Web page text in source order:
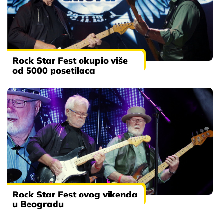
Rock Star Fest okupio više
od 5000 posetilaca
Rock Star Fest ovog vikenda
u Beogradu